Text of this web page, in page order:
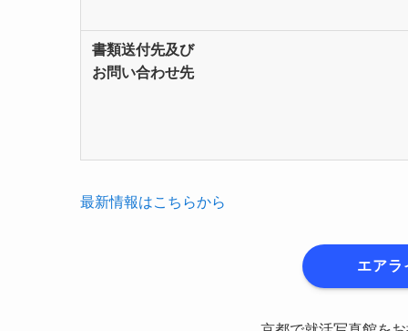
書類送付先及び
お問い合わせ先
最新情報はこちらから
エアラ